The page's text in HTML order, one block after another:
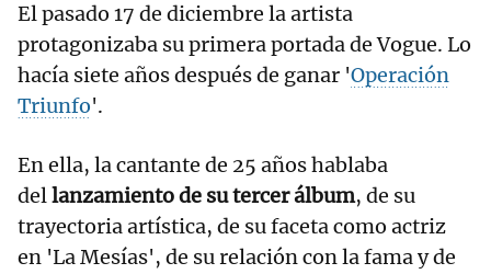
El pasado 17 de diciembre la artista
protagonizaba su primera portada de Vogue. Lo
hacía siete años después de ganar 'Operación
Triunfo'.
En ella, la cantante de 25 años hablaba
dellanzamiento de su tercer álbum, de su
trayectoria artística, de su faceta como actriz
en 'La Mesías', de su relación con la fama y de